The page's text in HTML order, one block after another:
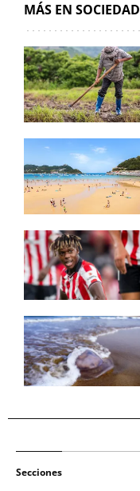
MÁS EN SOCIEDAD
Secciones